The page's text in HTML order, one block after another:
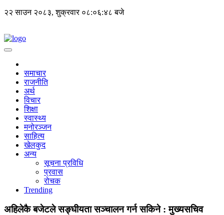
२२ साउन २०८३, शुक्रवार ०८:०६:४९ बजे
समाचार
राजनीति
अर्थ
विचार
शिक्षा
स्वास्थ्य
मनोरञ्जन
साहित्य
खेलकुद
अन्य
सूचना प्रविधि
प्रवास
रोचक
Trending
अहिलेकै बजेटले सङ्घीयता सञ्चालन गर्न सकिने : मुख्यसचिव